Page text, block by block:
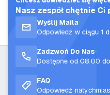
Nasz zespół chętnie Ci
Wyślij Maila
Odpowiedź w ciągu 1
Zadzwoń Do Nas
Dostępne od 08:00
FAQ
Odpowiedź